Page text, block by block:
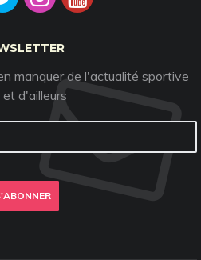
manquer de l'actualité sportive
et d'ailleurs